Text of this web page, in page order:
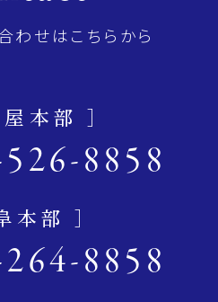
わせはこちらから
本部 ］
8858
本部 ］
8858